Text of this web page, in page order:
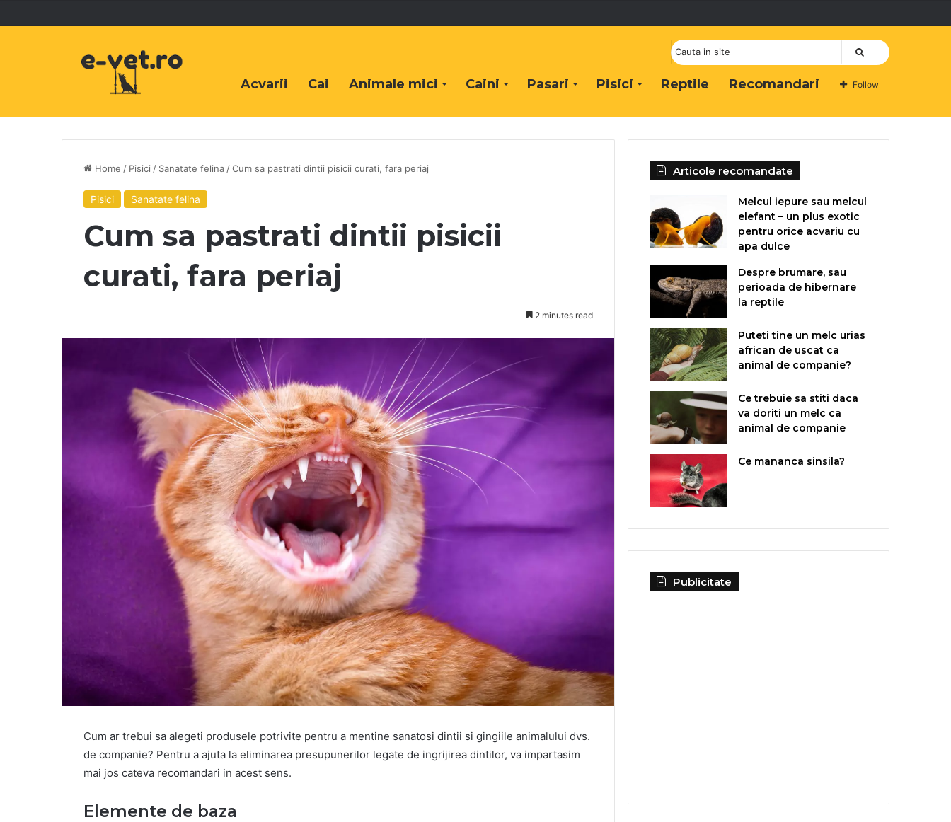
Cauta
Acvarii Cai Animale mici Caini Pasari Pisici Reptile Recomandari Follow
Home / Pisici / Sanatate felina /Cum sa pastrati dintii pisicii curati, fara periaj
Pisici Sanatate felina
Cum sa pastrati dintii pisicii
curati, fara periaj
2 minutes read
Cum ar trebui sa alegeti produsele potrivite pentru a mentine sanatosi dintii si gingiile animalului dvs.
de companie? Pentru a ajuta la eliminarea presupunerilor legate de ingrijirea dintilor, va impartasim
mai jos cateva recomandari in acest sens.
Elemente de baza
Articole recomandate
Melcul iepure sau melcul
elefant – un plus exotic
pentru orice acvariu cu
apa dulce
Despre brumare, sau
perioada de hibernare
la reptile
Puteti tine un melc urias
african de uscat ca
animal de companie?
Ce trebuie sa stiti daca
va doriti un melc ca
animal de companie
Ce mananca sinsila?
Publicitate